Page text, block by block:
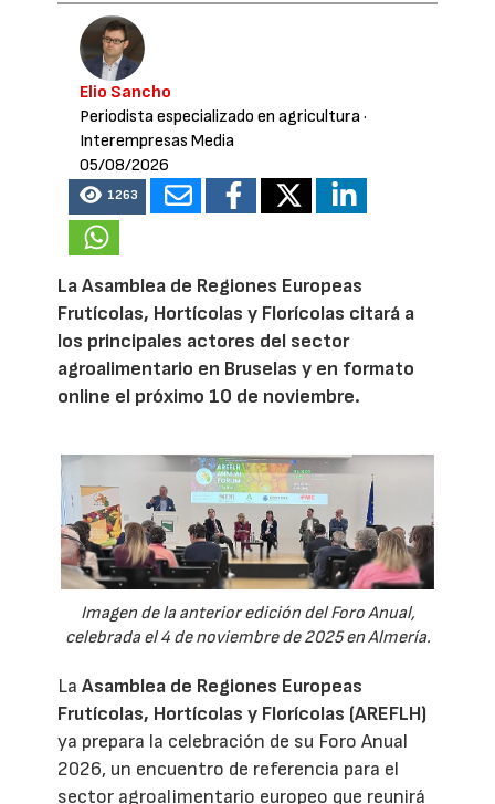
Elio Sancho
Periodista especializado en agricultura·
Interempresas Media
05/08/2026
1263
La Asamblea de Regiones Europeas
Frutícolas, Hortícolas y Florícolas citará a
los principales actores del sector
agroalimentario en Bruselas y en formato
online el próximo 10 de noviembre.
Imagen de la anterior edición del Foro Anual,
celebrada el 4 de noviembre de 2025 en Almería.
LaAsamblea de Regiones Europeas
Frutícolas, Hortícolas y Florícolas (AREFLH)
ya prepara la celebración de su Foro Anual
2026, un encuentro de referencia para el
sector agroalimentario europeo que reunirá